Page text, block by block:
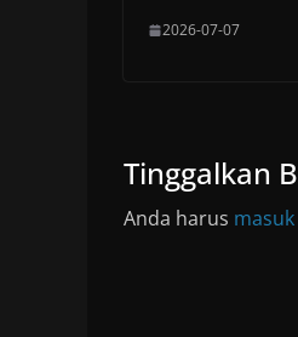
2026-07-07
Tinggalkan
Anda harus masuk